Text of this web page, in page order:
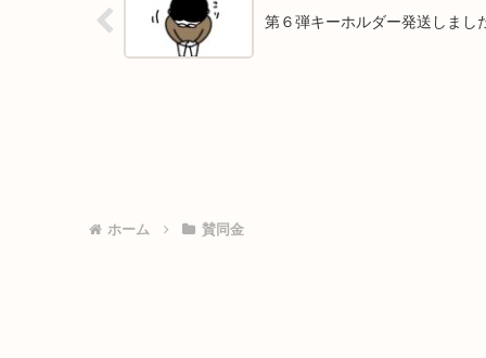
第６弾キーホルダー発送しまし
ホーム 賛同金